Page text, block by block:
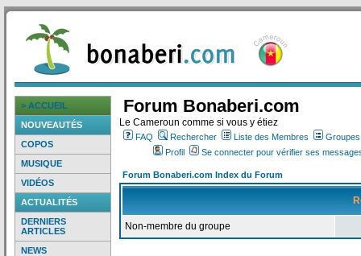
> ACCUEIL
NOUVEAUTÉS
COPOS
MUSIQUE
VIDÉOS
ACTUALITÉS
DERNIERS
ARTICLES
NEWS
Forum Bonaberi.com
Le Cameroun comme si vous y étiez
FAQ Rechercher Liste des Membres
Profil
Se connecter pour vérifier ses
Forum Bonaberi.com Index du Forum
Non-membre du groupe